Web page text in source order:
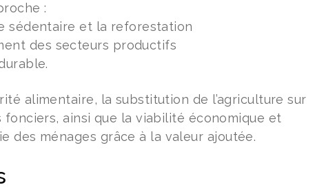
:
sédentaire et la reforestation
des secteurs productifs
alimentaire, la substitution de l’agriculture sur
ainsi que la viabilité économique et
des ménages grâce à la valeur ajoutée.